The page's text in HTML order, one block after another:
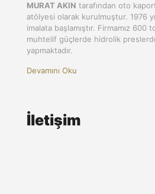
MURAT AKIN tarafından oto
atölyesi olarak kurulmuştur. 1976
imalata başlamıştır. Firmamız 600
muhtelif güçlerde hidrolik
yapmaktadır.
Devamını Oku
İletişim